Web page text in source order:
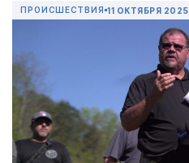
ПРОИСШЕСТВИЯ 11 ОКТЯБРЯ 2025